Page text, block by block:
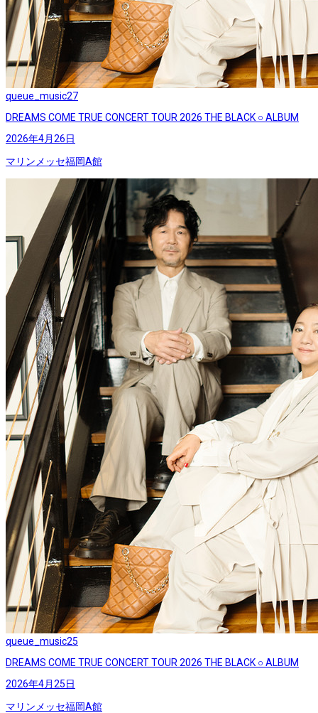
queue_music27
DREAMS COME TRUE CONCERT TOUR 2026 THE BLACK ○ ALBUM
2026年4月26日
マリンメッセ福岡A館
queue_music25
DREAMS COME TRUE CONCERT TOUR 2026 THE BLACK ○ ALBUM
2026年4月25日
マリンメッセ福岡A館